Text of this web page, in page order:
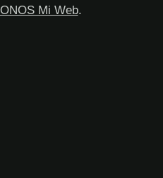
IONOS Mi Web.